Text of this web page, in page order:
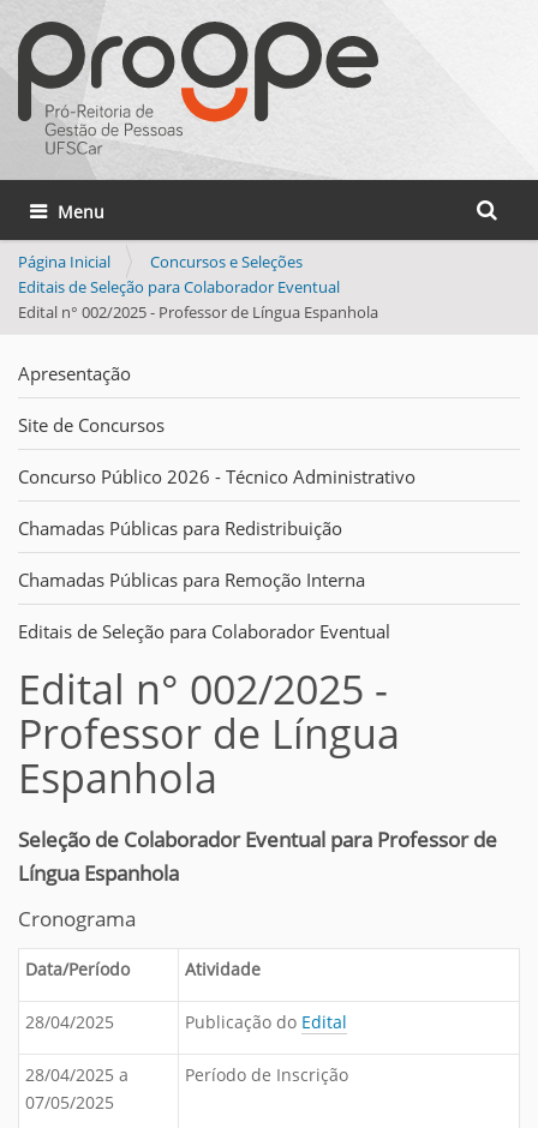
Busca
Busca
Toggle navigation
Página Inicial
Concursos e Seleções
Editais de Seleção para Colaborador Eventual
Edital n° 002/2025 - Professor de Língua Espanhola
Apresentação
Site de Concursos
Concurso Público 2026 - Técnico Administrativo
Chamadas Públicas para Redistribuição
Chamadas Públicas para Remoção Interna
Editais de Seleção para Colaborador Eventual
Edital n° 002/2025 -
Professor de Língua
Espanhola
Seleção de Colaborador Eventual para Professor de
Língua Espanhola
Cronograma
Data/Período Atividade
28/04/2025 Publicação do Edital
28/04/2025 a
07/05/2025
Período de Inscrição